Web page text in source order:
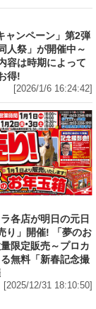
ャンペーン」第2弾
人祭」が開催中～
容は時期によって
得!
[2026/1/6 16:24:42]
各店が明日の元日
り」開催! 「夢のお
限定販売～プロカ
無料「新春記念撮
[2025/12/31 18:10:50]